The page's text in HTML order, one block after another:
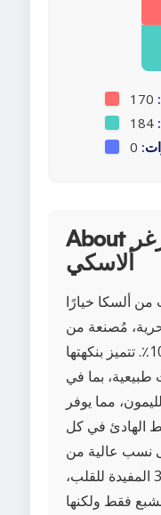
About تريدنت سلمون برغر
ألاسكي
من ألسكا خيارًا
مُصنعة من
سلمون ألسكا البري بنسبة 100٪. تتميز بنكهتها
طبيعية، بما في
مما يوفر
الهادئ في كل
نسب عالية من
الأحماض الدهنية أوميجا-3 المفيدة للقلب،
فقط ولكنها